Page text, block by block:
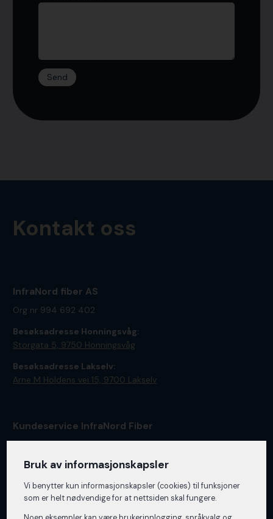
Send
Kontakt oss
InfraNord fiber AS
Org nr 994 692 402
Besøksadresse Honningsvåg:
Storgata 5, 9750 Honningsvåg
Besøksadresse Lakselv:
Arne M Holdens vei 15, ​9700 Lakselv
Kundeservice InfraNord Fiber
Vi er tilgjengelig på telefon78 47 68 20alle hverdager fra
klokken 08:00-15:30.
Vakttelefon
Bruk av informasjonskapsler
Vi benytter kun informasjons­kapsler (cookies) til funksjoner
som er helt nødvendige for at nettsiden skal fungere.